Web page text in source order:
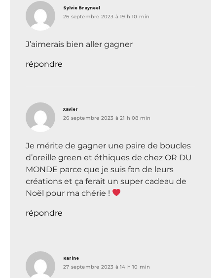
Sylvie Bruyneel
26 septembre 2023 à 19 h 10 min
J’aimerais bien aller gagner
répondre
Xavier
26 septembre 2023 à 21 h 08 min
Je mérite de gagner une paire de boucles
d’oreille green et éthiques de chez OR DU
MONDE parce que je suis fan de leurs
créations et ça ferait un super cadeau de
Noël pour ma chérie !
répondre
Karine
27 septembre 2023 à 14 h 10 min